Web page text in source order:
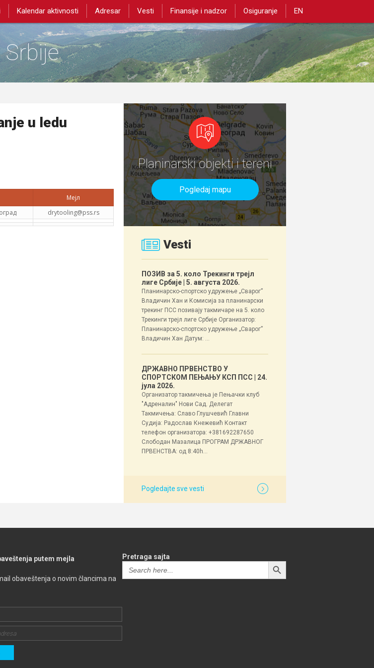
Kalendar aktivnosti Adresar Vesti Finansije i nadzor Osiguranje EN
u ledu
Мејл
drytooling@pss.rs
Planinarski objekti i tereni
Pogledaj mapu
Vesti
ПОЗИВ за 5. коло Трекинги трејл
лиге Србије | 5. августа 2026.
Планинарско-спортско удружење „Сварог”
Владичин Хан и Комисија за планинарски
трекинг ПСС позивају такмичаре на 5. коло
Трекинги трејл лиге Србије Организатор:
Планинарско-спортско удружење „Сварог”
Владичин Хан Датум: ...
ДРЖАВНО ПРВЕНСТВО У
СПОРТСКОМ ПЕЊАЊУ КСП ПСС
| 24.
јула 2026.
Организатор такмичења је Пењачки клуб
"Адреналин" Нови Сад. Делегат
Такмичења: Славо Глушчевић Главни
Судија: Радослав Кнежевић Контакт
телефон организатора: +381692287650
Слободан Мазалица ПРОГРАМ ДРЖАВНОГ
ПРВЕНСТВА: од 8:40h...
Pogledajte sve vesti
putem mejla
obaveštenja o novim člancima na
Pretraga sajta
Search
for:
SEARCH BUTTON